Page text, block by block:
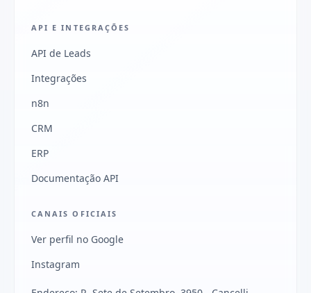
API E INTEGRAÇÕES
API de Leads
Integrações
n8n
CRM
ERP
Documentação API
CANAIS OFICIAIS
Ver perfil no Google
Instagram